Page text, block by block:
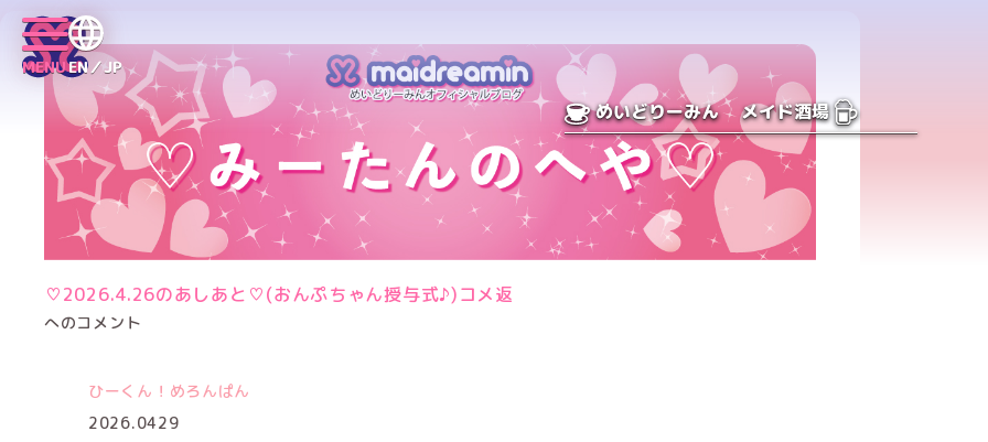
MENUEN／JP
めいどりーみん メイド酒場
♡2026.4.26のあしあと♡(おんぷちゃん授与式♪)コメ返
へのコメント
ひーくん！めろんぱん
2026.0429